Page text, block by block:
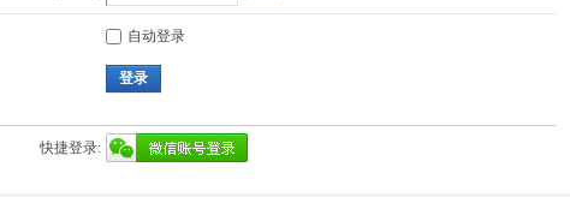
自动登录
登录
快捷登录: